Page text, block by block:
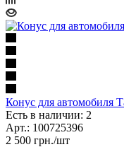
Конус для автомобиля
Есть в наличии: 2
Арт.: 100725396
2 500 грн./шт